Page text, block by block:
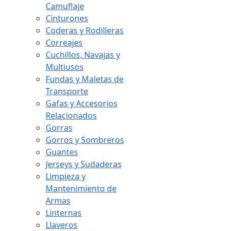
Camuflaje
Cinturones
Coderas y Rodilleras
Correajes
Cuchillos, Navajas y
Multiusos
Fundas y Maletas de
Transporte
Gafas y Accesorios
Relacionados
Gorras
Gorros y Sombreros
Guantes
Jerseys y Sudaderas
Limpieza y
Mantenimiento de
Armas
Linternas
Llaveros